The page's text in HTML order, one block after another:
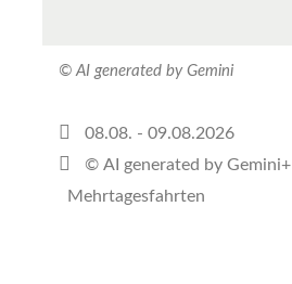
© AI generated by Gemini
08.08. - 09.08.2026
© AI generated by Gemini+
Mehrtagesfahrten